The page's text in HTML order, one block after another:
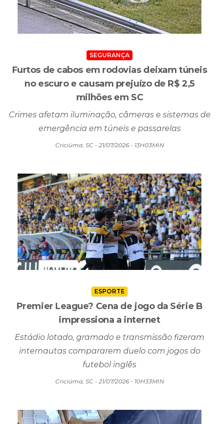
SEGURANÇA
Furtos de cabos em rodovias deixam túneis
no escuro e causam prejuízo de R$ 2,5
milhões em SC
Crimes afetam iluminação, câmeras e sistemas de
emergência em túneis e passarelas
Criciúma, SC - 21/07/2026 - 13H03MIN
ESPORTE
Premier League? Cena de jogo da Série B
impressiona a internet
Estádio lotado, gramado e transmissão fizeram
internautas compararem duelo com jogos do
futebol inglês
Criciúma, SC - 21/07/2026 - 10H33MIN